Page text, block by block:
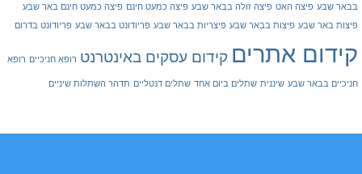
בבאר שבע פיצה האט פיצה זולה בבאר שבע פיצה כמעט חינם פיצה כמעט חינם באר שבע
פיצות באר שבע פיצות בבאר שבע פיצריות בבאר שבע פריודונט בבאר שבע פריודונט בדרום
קידום אתרים קידום עסקים באינטרנט רופא חניכיים רופא
חניכיים בבאר שבע שיננית שתלים ביום אחד שתלים דנטליים תדהר השתלות שיניים